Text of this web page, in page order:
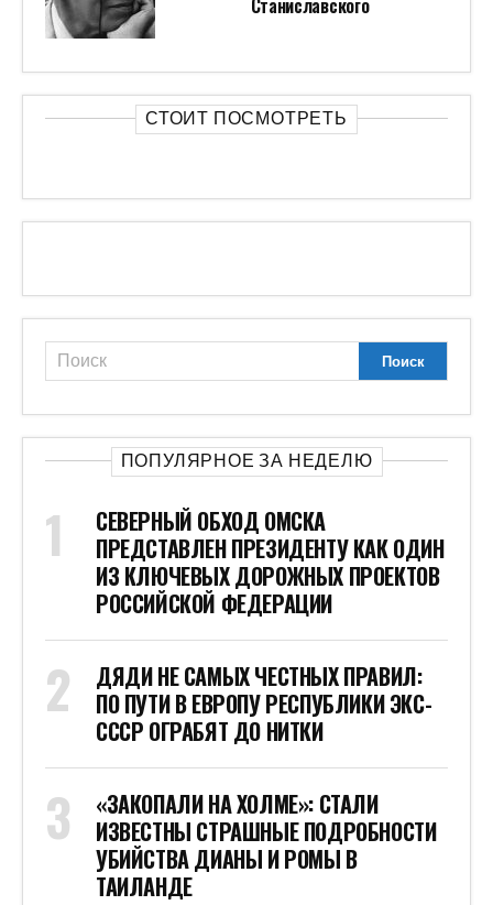
Станиславского
СТОИТ ПОСМОТРЕТЬ
ПОПУЛЯРНОЕ ЗА НЕДЕЛЮ
СЕВЕРНЫЙ ОБХОД ОМСКА
ПРЕДСТАВЛЕН ПРЕЗИДЕНТУ КАК ОДИН
ИЗ КЛЮЧЕВЫХ ДОРОЖНЫХ ПРОЕКТОВ
РОССИЙСКОЙ ФЕДЕРАЦИИ
ДЯДИ НЕ САМЫХ ЧЕСТНЫХ ПРАВИЛ:
ПО ПУТИ В ЕВРОПУ РЕСПУБЛИКИ ЭКС-
СССР ОГРАБЯТ ДО НИТКИ
«ЗАКОПАЛИ НА ХОЛМЕ»: СТАЛИ
ИЗВЕСТНЫ СТРАШНЫЕ ПОДРОБНОСТИ
УБИЙСТВА ДИАНЫ И РОМЫ В
ТАИЛАНДЕ